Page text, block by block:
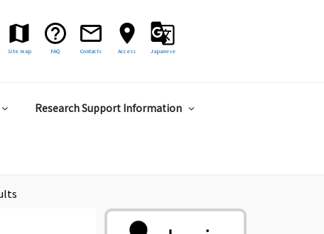
Site map FAQ Contacts Access Japanese
Research Support Information